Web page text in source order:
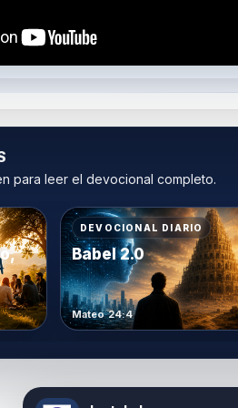
para leer el devocional completo.
DEVOCIONAL DIARIO
Babel 2.0
Mateo 24:4